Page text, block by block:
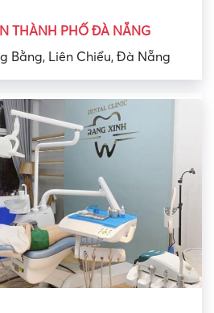
THÀNH PHỐ ĐÀ NẴNG
Bằng, Liên Chiểu, Đà Nẵng